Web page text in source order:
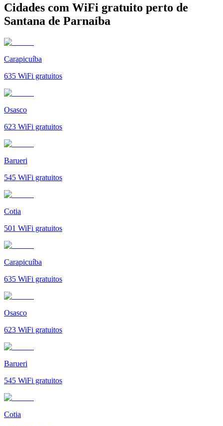
Cidades com WiFi gratuito perto de
Santana de Parnaíba
Carapicuíba
635 WiFi gratuitos
Osasco
623 WiFi gratuitos
Barueri
545 WiFi gratuitos
Cotia
501 WiFi gratuitos
Carapicuíba
635 WiFi gratuitos
Osasco
623 WiFi gratuitos
Barueri
545 WiFi gratuitos
Cotia